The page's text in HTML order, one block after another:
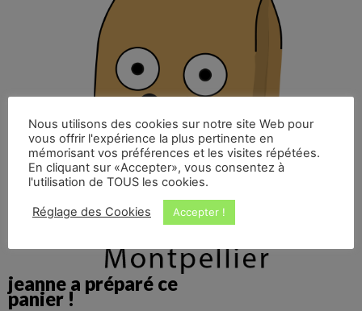
jeanne a préparé ce
panier !
Nous utilisons des cookies sur notre site Web pour
vous offrir l'expérience la plus pertinente en
mémorisant vos préférences et les visites répétées.
En cliquant sur «Accepter», vous consentez à
l'utilisation de TOUS les cookies.
Réglage des Cookies Accepter !